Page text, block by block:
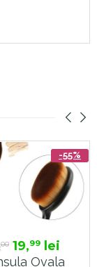
-55%
00 19,99lei
Ovala